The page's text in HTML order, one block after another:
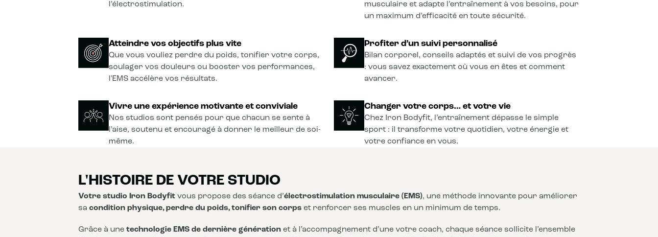
l’électrostimulation.
musculaire et adapte l’entraînement à vos besoins, pour
un maximum d’efficacité en toute sécurité.
Atteindre vos objectifs plus vite
Que vous vouliez perdre du poids, tonifier votre corps,
soulager vos douleurs ou booster vos performances,
l'EMS accélère vos résultats.
Profiter d’un suivi personnalisé
Bilan corporel, conseils adaptés et suivi de vos progrès
: vous savez exactement où vous en êtes et comment
avancer.
Vivre une expérience motivante et conviviale
Nos studios sont pensés pour que chacun se sente à
l’aise, soutenu et encouragé à donner le meilleur de soi-
même.
Changer votre corps… et votre vie
Chez Iron Bodyfit, l’entraînement dépasse le simple
sport : il transforme votre quotidien, votre énergie et
votre confiance en vous.
L'HISTOIRE DE VOTRE STUDIO
Votre studio Iron Bodyfit vous propose des séance d’électrostimulation musculaire (EMS), une méthode innovante pour améliorer
sa condition physique, perdre du poids, tonifier son corps et renforcer ses muscles en un minimum de temps.
Grâce à une technologie EMS de dernière génération et à l’accompagnement d’une votre coach, chaque séance sollicite l’ensemble